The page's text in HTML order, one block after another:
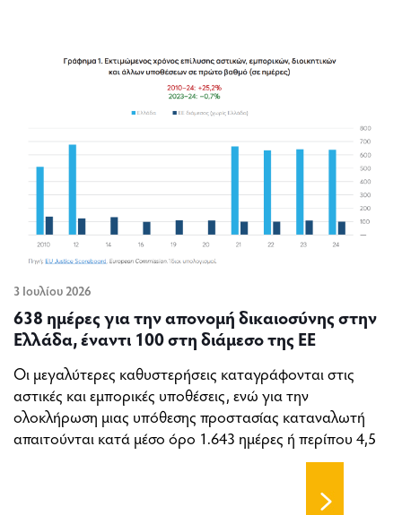
3 Ιουλίου 2026
638 ημέρες για την απονομή δικαιοσύνης στην
Ελλάδα, έναντι 100 στη διάμεσο της ΕΕ
Οι μεγαλύτερες καθυστερήσεις καταγράφονται στις
αστικές και εμπορικές υποθέσεις, ενώ για την
ολοκλήρωση μιας υπόθεσης προστασίας καταναλωτή
απαιτούνται κατά μέσο όρο 1.643 ημέρες ή περίπου 4,5